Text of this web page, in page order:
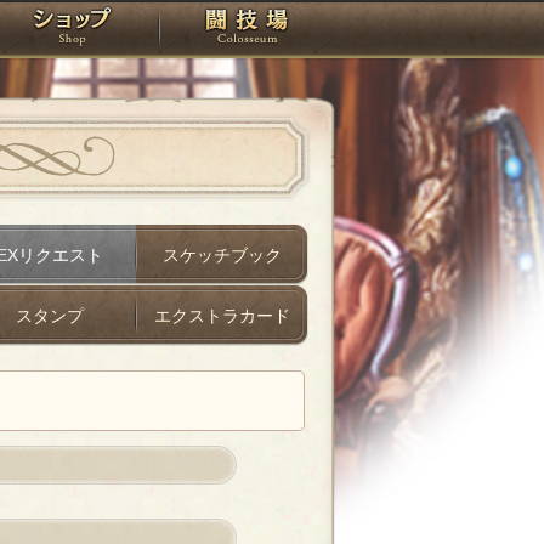
タジオ ショップ 闘技場
リクエスト スケッチブック
スタンプ エクストラカード